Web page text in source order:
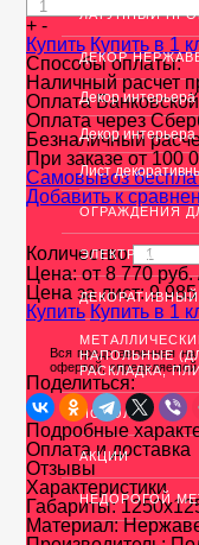
ЛАТУННЫЙ
ДЕКОР
Декор
Декор
Лист
ОГРАЖДЕНИЯ
ЭЛЕКТРОДЫ
НАПОЛЬНЫЕ
РАСКЛАДКА,
ПОТОЛКИ
АКЦИИ
НЕДОРОГОЙ
+ -
Купить Купить в 1
Способы оплаты:
Наличный расчет
Оплата
Оплата через
Безналичный
При заказе от 100
Cамовывоз
Добавить к
Количество
Цена: от8 770руб.
Цена за лист:9 985
Купить Купить в 1
Вся представленная
офертой,
Поделиться:
Подробные
Оплата и доставка
Отзывы
Характеристики
Габариты:
Материал: